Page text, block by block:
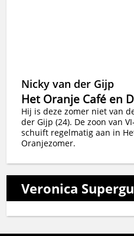
Nicky van der Gijp
Het Oranje Café en
Hij is deze zomer niet van
der Gijp (24). De zoon van
schuift regelmatig aan in
Oranjezomer.
Veronica